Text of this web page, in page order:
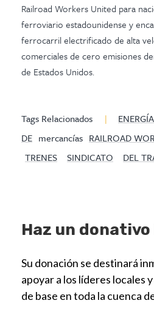
Railroad Workers United para
ferroviario estadounidense y
ferrocarril electrificado de alta
comerciales de cero emisiones
de Estados Unidos.
Tags Relacionados | ENERGÍA
DE mercancías RAILROAD
TRENES
SINDICATO DEL
Haz un donativo
Su donación se destinará
apoyar a los líderes locales
de base en toda la cuenca